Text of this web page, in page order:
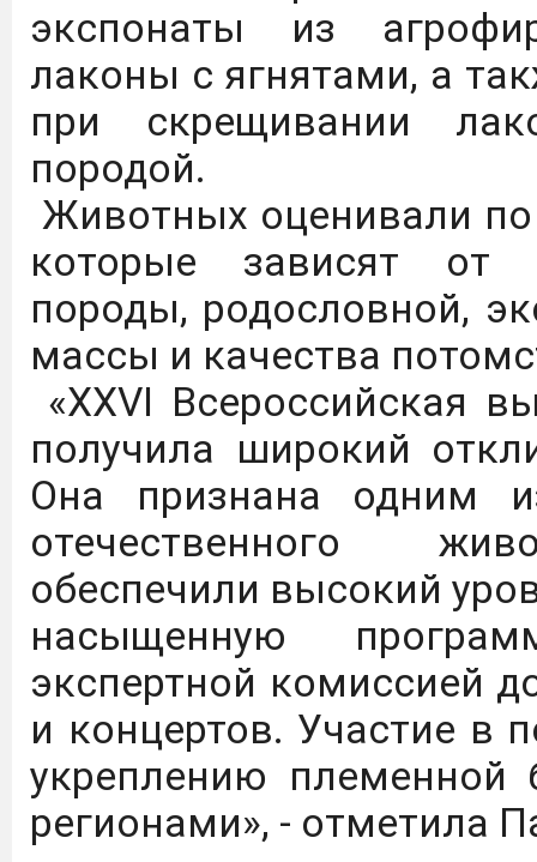
телекоммуникационных
Дагестанский
агротехнологических
Дагестанский
имени М.М.
2027 года в
национального проекта
продовольственной
обеспечение
предприятий на
Подробнее
С каталогом
ГАУ можно ознакомиться
ФКП "Щелковский
экспонаты из
лаконы с ягнятами, а
при скрещивании
породой.
Животных оценивали по
которые зависят от
породы, родословной,
массы и качества
«XXVI Всероссийская
получила широкий
Она признана одним
отечественного
обеспечили высокий
насыщенную
экспертной комиссией
и концертов. Участие в
укреплению
регионами», - отметила